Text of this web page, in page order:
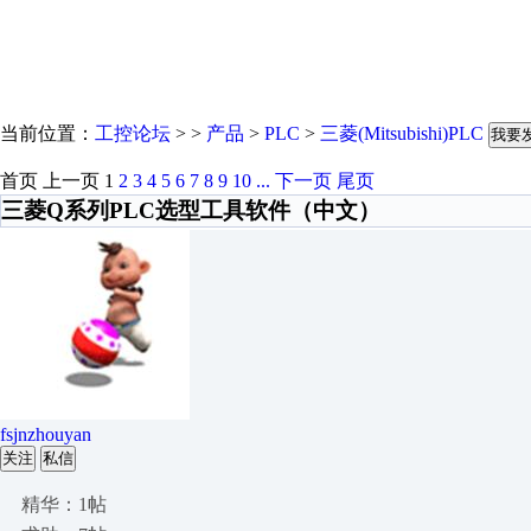
当前位置： 工控论坛 > > 产品 > PLC > 三菱(Mitsubishi)PLC 我要
首页 上一页 1 2 3 4 5 6 7 8 9 10 ... 下一页 尾页
三菱Q系列PLC选型工具软件（中文）
fsjnzhouyan
关注 私信
精华：1帖